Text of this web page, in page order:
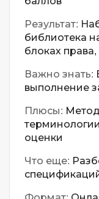
Результат:
библиотека
блоках
Важно знать:
выполнение
Плюсы:
оценки
Что еще: